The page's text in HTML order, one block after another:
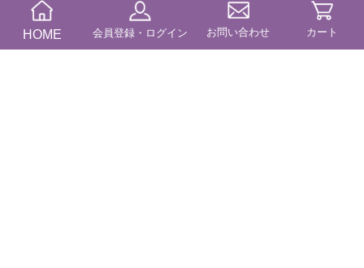
ご利用案内
HOME 会員登録・ログイン お問い合わせ カート